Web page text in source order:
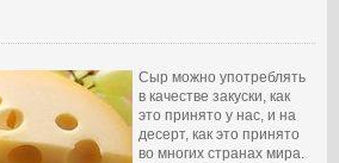
Сыр можно употреблять
в качестве закуски, как
это принято у нас, и на
десерт, как это принято
во многих странах мира.